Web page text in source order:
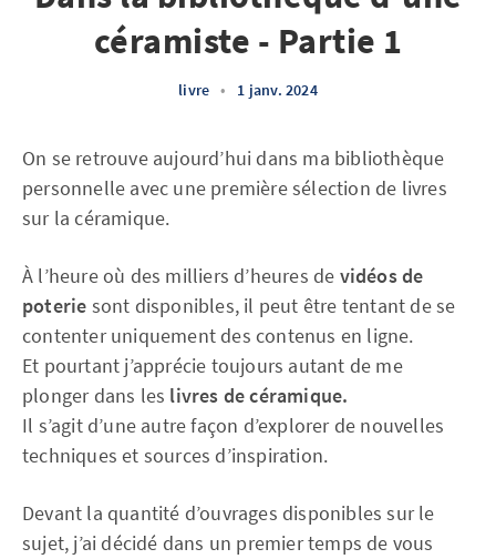
céramiste - Partie 1
livre • 1 janv. 2024
On se retrouve aujourd’hui dans ma bibliothèque
personnelle avec une première sélection de livres
sur la céramique.
À l’heure où des milliers d’heures de vidéos de
poterie sont disponibles, il peut être tentant de se
contenter uniquement des contenus en ligne.
Et pourtant j’apprécie toujours autant de me
plonger dans les livres de céramique.
Il s’agit d’une autre façon d’explorer de nouvelles
techniques et sources d’inspiration.
Devant la quantité d’ouvrages disponibles sur le
sujet, j’ai décidé dans un premier temps de vous